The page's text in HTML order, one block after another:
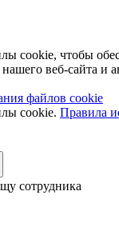
cookie, чтобы
веб-сайта и
файлов cookie
cookie. Правила
сотрудника